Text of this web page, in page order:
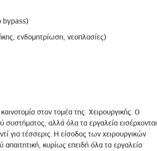
bypass)
ενδομητρίωση, νεοπλασίες)
στον τομέα της Χειρουργικής. Ο
συστήματος, αλλά όλα τα εργαλεία εισέρχονται
για τέσσερις. Η είσοδος των χειρουργικών
κυρίως επειδή όλα τα εργαλεία